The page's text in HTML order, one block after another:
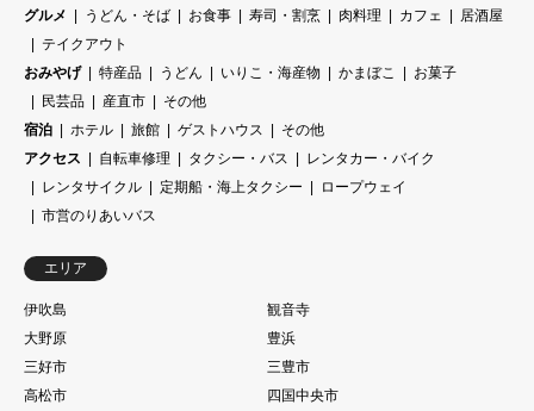
グルメ
うどん・そば お食事 寿司・割烹 肉料理 カフェ
居酒屋
テイクアウト
おみやげ
特産品 うどん いりこ・海産物 かまぼこ
お菓子
民芸品
産直市
その他
宿泊
ホテル 旅館 ゲストハウス
その他
アクセス
自転車修理 タクシー・バス
レンタカー・バイク
レンタサイクル
定期船・海上タクシー
ロープウェイ
市営のりあいバス
エリア
伊吹島
観音寺
大野原
豊浜
三好市
三豊市
高松市
四国中央市